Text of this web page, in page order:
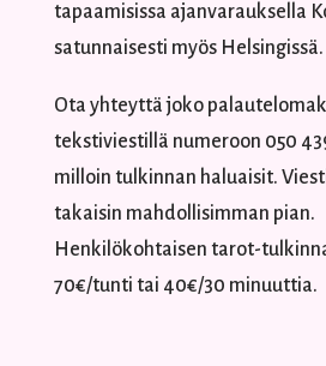
tapaamisissa ajanvarauksella
satunnaisesti myös Helsingissä.
Ota yhteyttä joko
tekstiviestillä numeroon 050
milloin tulkinnan haluaisit.
takaisin mahdollisimman pian.
Henkilökohtaisen tarot-
70€/tunti tai 40€/30 minuuttia.